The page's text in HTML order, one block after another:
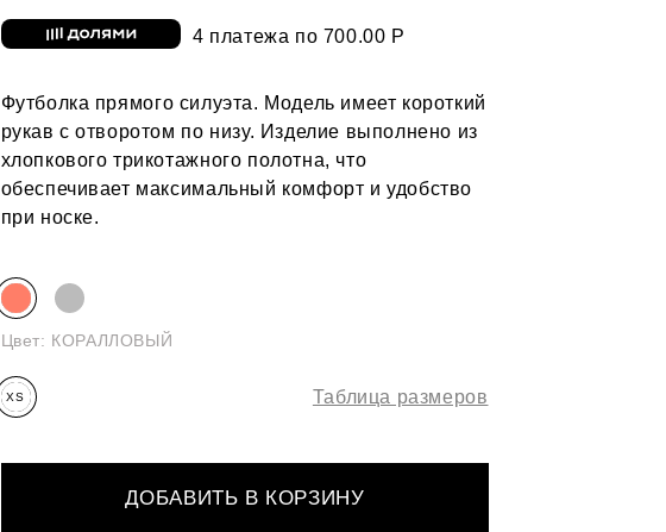
4 платежа по 700.00 Р
Футболка прямого силуэта. Модель имеет короткий
рукав с отворотом по низу. Изделие выполнено из
хлопкового трикотажного полотна, что
обеспечивает максимальный комфорт и удобство
при носке.
Цвет: КОРАЛЛОВЫЙ
XS Таблица размеров
ДОБАВИТЬ В КОРЗИНУ